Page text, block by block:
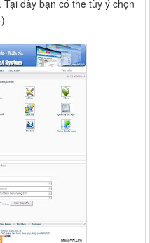
đây bạn có thể tùy ý chọn